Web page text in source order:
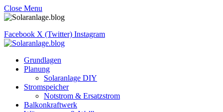
Close Menu
Facebook X (Twitter) Instagram
Grundlagen
Planung
Solaranlage DIY
Stromspeicher
Notstrom & Ersatzstrom
Balkonkraftwerk